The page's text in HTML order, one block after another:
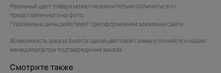
Реальный цвет товара может незначительно отличаться от
представленного на фото.
*Указанные цены действуют при оформлении заказа на сайте.
Возможность заказа букета одной цветовой гаммы уточняйте у наших
менеджеров при подтверждении заказа.
Смотрите также